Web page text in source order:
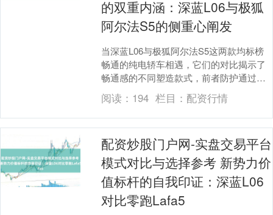
的双重内涵：深蓝L06与极狐
阿尔法S5的侧重心阐发
当深蓝L06与极狐阿尔法S5这两款均标榜
畅通的纯电轿车相遇，它们的对比揭示了
畅通感的不同塑造款式，前者防护通过顶
级硬件竣事驾控与智能的会通，后者则更
强调能源性能....
阅读： 194 栏目： 配资行情
配资炒股门户网-实盘交易平台
模式对比与选择参考 新势力价
值标杆的自我印证：深蓝L06
对比零跑Lafa5